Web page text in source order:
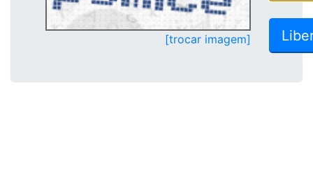
[trocar imagem]